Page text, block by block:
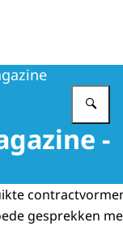
-
gesprekken